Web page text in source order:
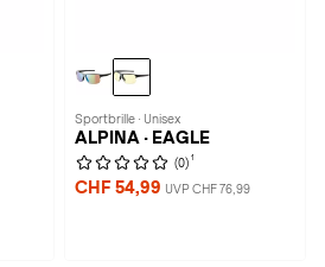
Sportbrille · Unisex
ALPINA · EAGLE
(0) 1
CHF 54,99 UVP CHF 76,99